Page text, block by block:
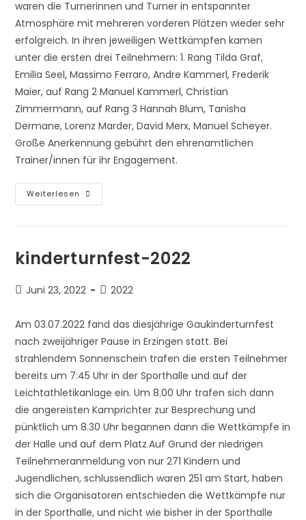
waren die Turnerinnen und Turner in entspannter
Atmosphäre mit mehreren vorderen Plätzen wieder sehr
erfolgreich. In ihren jeweiligen Wettkämpfen kamen
unter die ersten drei Teilnehmern: 1. Rang Tilda Graf,
Emilia Seel, Massimo Ferraro, Andre Kammerl, Frederik
Maier, auf Rang 2 Manuel Kammerl, Christian
Zimmermann, auf Rang 3 Hannah Blum, Tanisha
Dermane, Lorenz Marder, David Merx, Manuel Scheyer.
Große Anerkennung gebührt den ehrenamtlichen
Trainer/innen für ihr Engagement.
Weiterlesen Erfolgreiche-
Sommersaison
kinderturnfest-2022
Beitrag
Juni 23, 2022
Beitrags-
2022
Am 03.07.2022 fand das diesjährige Gaukinderturnfest
nach zweijähriger Pause in Erzingen statt. Bei
strahlendem Sonnenschein trafen die ersten Teilnehmer
bereits um 7:45 Uhr in der Sporthalle und auf der
Leichtathletikanlage ein. Um 8.00 Uhr trafen sich dann
die angereisten Kamprichter zur Besprechung und
pünktlich um 8.30 Uhr begannen dann die Wettkämpfe in
der Halle und auf dem Platz.Auf Grund der niedrigen
Teilnehmeranmeldung von nur 271 Kindern und
Jugendlichen, schlussendlich waren 251 am Start, haben
sich die Organisatoren entschieden die Wettkämpfe nur
in der Sporthalle, und nicht wie bisher in der Sporthalle